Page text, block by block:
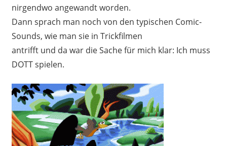
nirgendwo angewandt worden.
Dann sprach man noch von den typischen Comic-
Sounds, wie man sie in Trickfilmen
antrifft und da war die Sache für mich klar: Ich muss
DOTT spielen.